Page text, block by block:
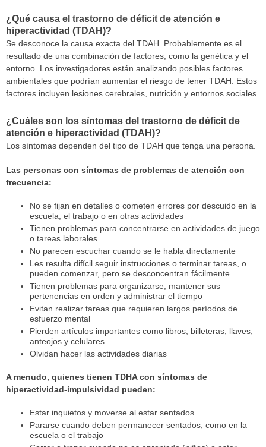
¿Qué causa el trastorno de déficit de atención e
hiperactividad (TDAH)?
Se desconoce la causa exacta del TDAH. Probablemente es el
resultado de una combinación de factores, como la genética y el
entorno. Los investigadores están analizando posibles factores
ambientales que podrían aumentar el riesgo de tener TDAH. Estos
factores incluyen lesiones cerebrales, nutrición y entornos sociales.
¿Cuáles son los síntomas del trastorno de déficit de
atención e hiperactividad (TDAH)?
Los síntomas dependen del tipo de TDAH que tenga una persona.
Las personas con síntomas de problemas de atención con
frecuencia:
No se fijan en detalles o cometen errores por descuido en la
escuela, el trabajo o en otras actividades
Tienen problemas para concentrarse en actividades de juego
o tareas laborales
No parecen escuchar cuando se le habla directamente
Les resulta difícil seguir instrucciones o terminar tareas, o
pueden comenzar, pero se desconcentran fácilmente
Tienen problemas para organizarse, mantener sus
pertenencias en orden y administrar el tiempo
Evitan realizar tareas que requieren largos períodos de
esfuerzo mental
Pierden artículos importantes como libros, billeteras, llaves,
anteojos y celulares
Olvidan hacer las actividades diarias
A menudo, quienes tienen TDHA con síntomas de
hiperactividad-impulsividad pueden:
Estar inquietos y moverse al estar sentados
Pararse cuando deben permanecer sentados, como en la
escuela o el trabajo